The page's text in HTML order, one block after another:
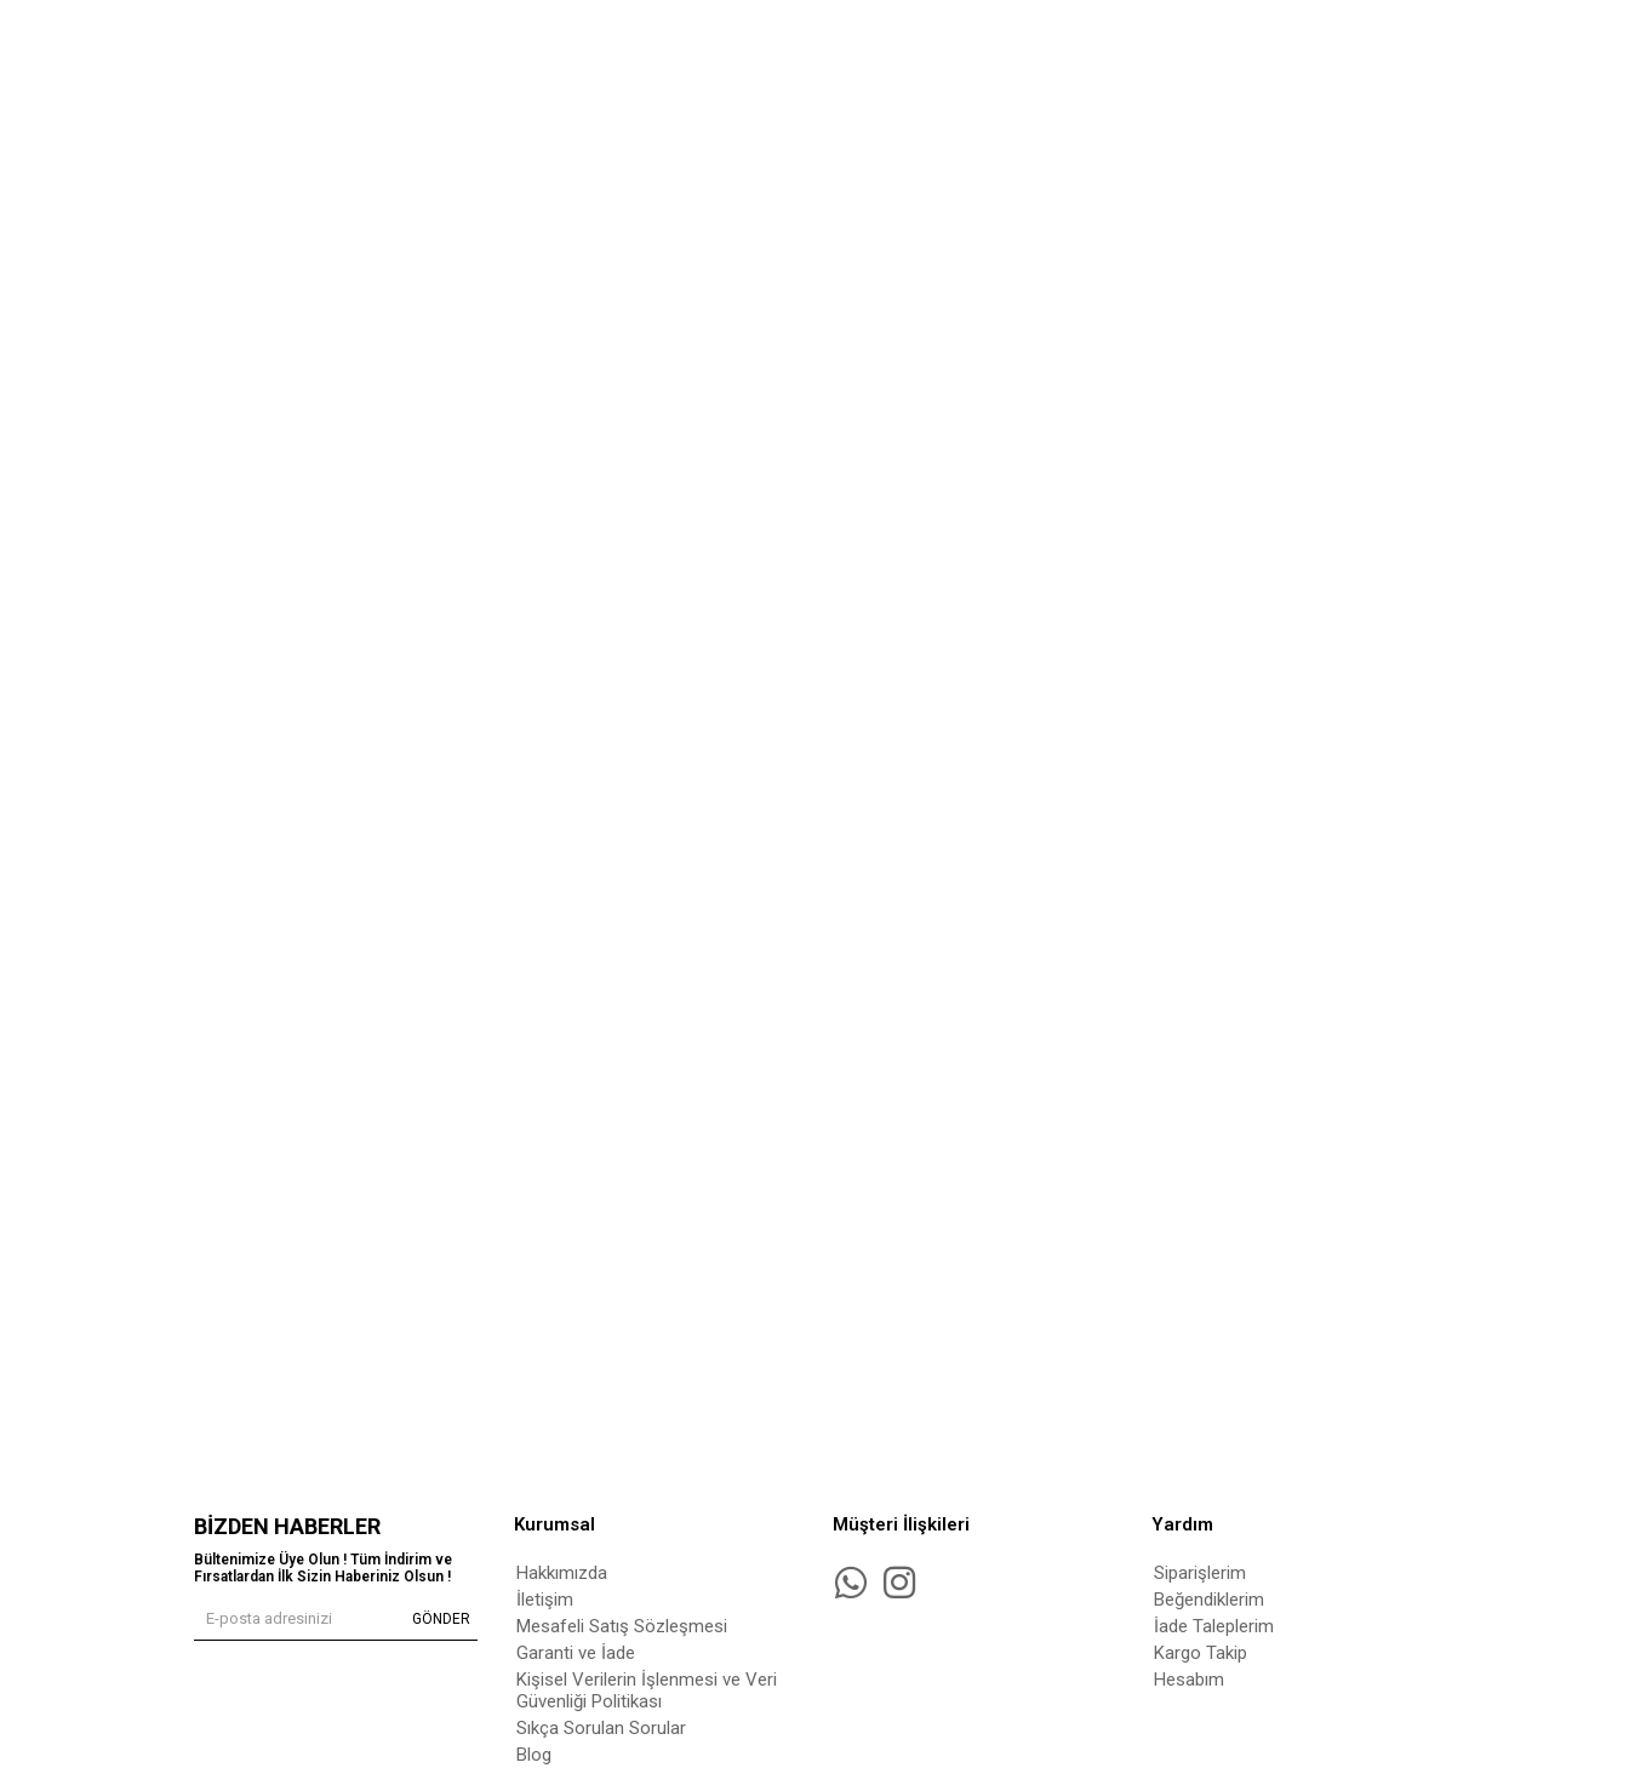
BIZDEN HABERLER
Bültenimize Üye Olun ! Tüm İndirim ve
Fırsatlardan İlk Sizin Haberiniz Olsun !
GÖNDER
Kurumsal
Hakkımızda
İletişim
Mesafeli Satış Sözleşmesi
Garanti ve İade
Kişisel Verilerin İşlenmesi ve Veri
Güvenliği Politikası
Sıkça Sorulan Sorular
Blog
Müşteri İlişkileri Yardım
Siparişlerim
Beğendiklerim
İade Taleplerim
Kargo Takip
Hesabım